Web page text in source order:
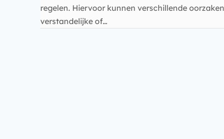
regelen. Hiervoor kunnen verschillende
verstandelijke of…